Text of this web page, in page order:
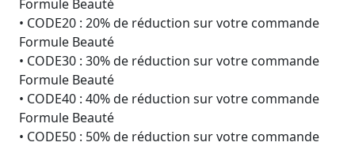
Formule Beauté
• CODE20 : 20% de réduction sur votre commande
Formule Beauté
• CODE30 : 30% de réduction sur votre commande
Formule Beauté
• CODE40 : 40% de réduction sur votre commande
Formule Beauté
• CODE50 : 50% de réduction sur votre commande